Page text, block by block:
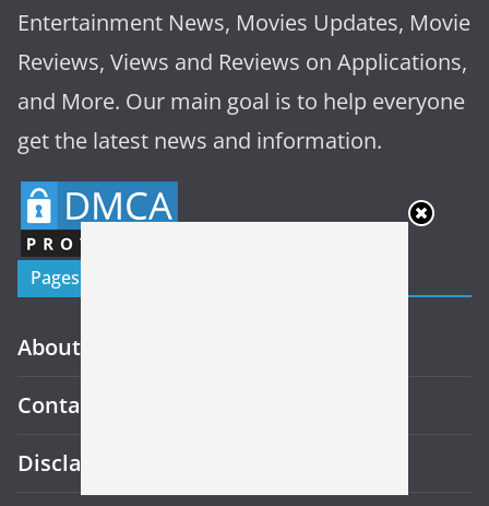
Entertainment News, Movies Updates, Movie
Reviews, Views and Reviews on Applications,
and More. Our main goal is to help everyone
get the latest news and information.
Pages
About Us
Contact Us
Disclaimer